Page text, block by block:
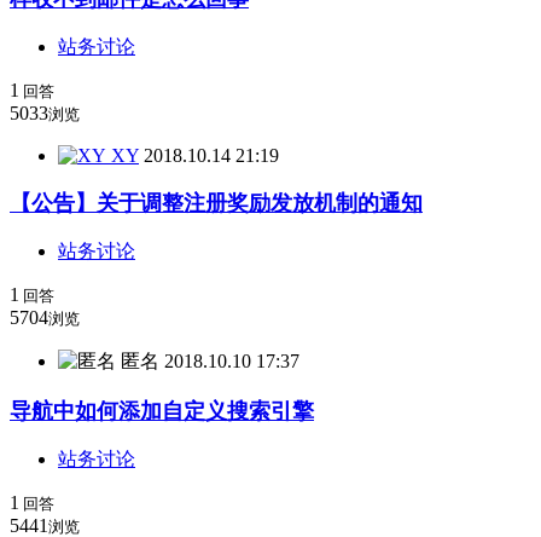
站务讨论
1 回答
5033浏览
XY 2018.10.14 21:19
【公告】关于调整注册奖励发放机制的通知
站务讨论
1 回答
5704浏览
匿名 2018.10.10 17:37
导航中如何添加自定义搜索引擎
站务讨论
1 回答
5441 浏览